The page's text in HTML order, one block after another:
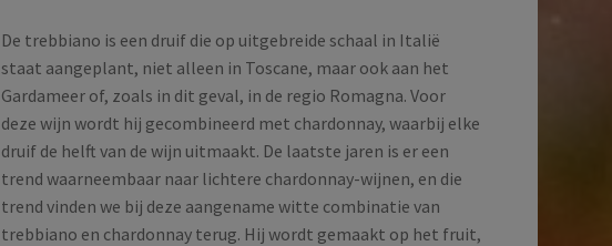
De trebbiano is een druif die op uitgebreide schaal in Italië
staat aangeplant, niet alleen in Toscane, maar ook aan het
Gardameer of, zoals in dit geval, in de regio Romagna. Voor
deze wijn wordt hij gecombineerd met chardonnay, waarbij elke
druif de helft van de wijn uitmaakt. De laatste jaren is er een
trend waarneembaar naar lichtere chardonnay-wijnen, en die
trend vinden we bij deze aangename witte combinatie van
trebbiano en chardonnay terug. Hij wordt gemaakt op het fruit,